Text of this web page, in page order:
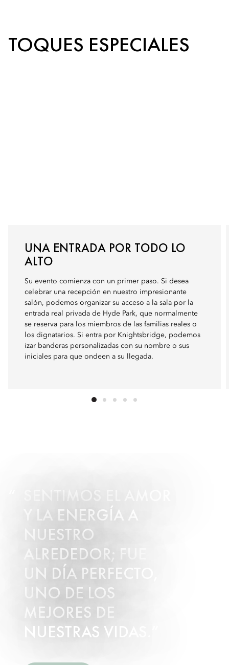
TOQUES ESPECIALES
UNA ENTRADA POR TODO LO
ALTO
Su evento comienza con un primer paso. Si desea
celebrar una recepción en nuestro impresionante
salón, podemos organizar su acceso a la sala por la
entrada real privada de Hyde Park, que normalmente
se reserva para los miembros de las familias reales o
los dignatarios. Si entra por Knightsbridge, podemos
izar banderas personalizadas con su nombre o sus
iniciales para que ondeen a su llegada.
SENTIMOS EL AMOR
Y LA ENERGÍA A
NUESTRO
ALREDEDOR; FUE
UN DÍA PERFECTO,
UNO DE LOS
MEJORES DE
NUESTRAS VIDAS.